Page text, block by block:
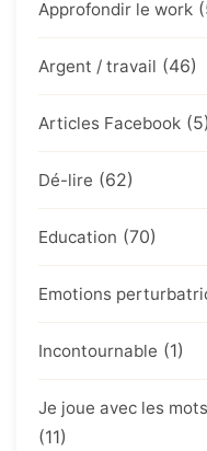
Approfondir le work
Argent / travail (46)
Articles Facebook (5)
Dé-lire (62)
Education (70)
Emotions
Incontournable (1)
Je joue avec les
(11)